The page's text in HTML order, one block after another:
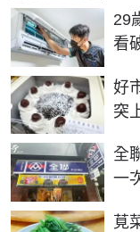
29
看
好
突
全
一
莧